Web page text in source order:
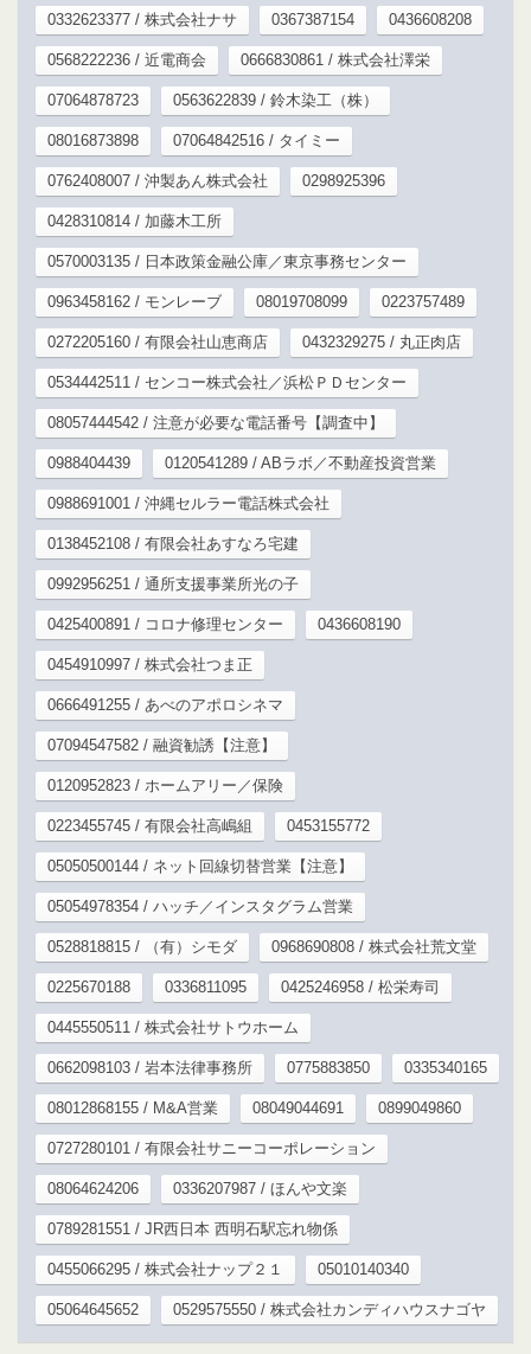
0332623377 / 株式会社ナサ 0367387154 0436608208
0568222236 / 近電商会 0666830861 / 株式会社澤栄
07064878723 0563622839 / 鈴木染工（株）
08016873898 07064842516 / タイミー
0762408007 / 沖製あん株式会社 0298925396
0428310814 / 加藤木工所
0570003135 / 日本政策金融公庫／東京事務センター
0963458162 / モンレーブ 08019708099 0223757489
0272205160 / 有限会社山恵商店 0432329275 / 丸正肉店
0534442511 / センコー株式会社／浜松ＰＤセンター
08057444542 / 注意が必要な電話番号【調査中】
0988404439 0120541289 / ABラボ／不動産投資営業
0988691001 / 沖縄セルラー電話株式会社
0138452108 / 有限会社あすなろ宅建
0992956251 / 通所支援事業所光の子
0425400891 / コロナ修理センター 0436608190
0454910997 / 株式会社つま正
0666491255 / あべのアポロシネマ
07094547582 / 融資勧誘【注意】
0120952823 / ホームアリー／保険
0223455745 / 有限会社高嶋組 0453155772
05050500144 / ネット回線切替営業【注意】
05054978354 / ハッチ／インスタグラム営業
0528818815 / （有）シモダ 0968690808 / 株式会社荒文堂
0225670188 0336811095 0425246958 / 松栄寿司
0445550511 / 株式会社サトウホーム
0662098103 / 岩本法律事務所 0775883850 0335340165
08012868155 / M&A営業 08049044691 0899049860
0727280101 / 有限会社サニーコーポレーション
08064624206 0336207987 / ほんや文楽
0789281551 / JR西日本 西明石駅忘れ物係
0455066295 / 株式会社ナップ２１ 05010140340
05064645652 0529575550 / 株式会社カンディハウスナゴヤ